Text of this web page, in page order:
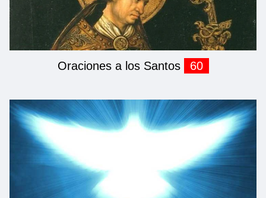
Oraciones a los Santos 60